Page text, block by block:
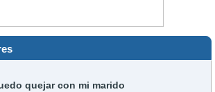
quejar con mi marido